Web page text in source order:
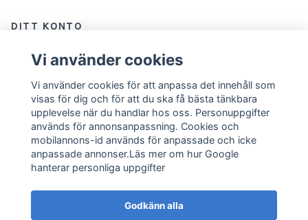
DITT KONTO
Logga in
NYHETSBREV
E-postadress
Prenumerera
Vi använder cookies
Vi använder cookies för att anpassa det innehåll som
visas för dig och för att du ska få bästa tänkbara
upplevelse när du handlar hos oss. Personuppgifter
används för annonsanpassning. Cookies och
mobilannons-id används för anpassade och icke
anpassade annonser.Läs mer om hur Google
hanterar personliga uppgifter
Godkänn alla